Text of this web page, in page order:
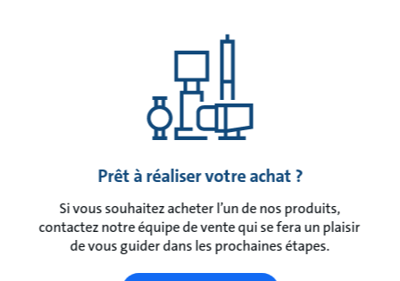
Prêt à réaliser votre achat ?
Si vous souhaitez acheter l’un de nos produits,
contactez notre équipe de vente qui se fera un plaisir
de vous guider dans les prochaines étapes.